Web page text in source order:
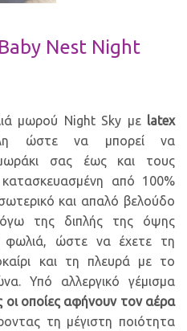
Nest Night
μωρού Night Sky με latex
ώστε να μπορεί να
σας έως και τους
από 100%
και απαλό βελούδο
της διπλής της όψης
φωλιά, ώστε να έχετε τη
και τη πλευρά με το
Υπό αλλεργικό γέμισμα
οποίες αφήνουν τον αέρα
τη μέγιστη ποιότητα